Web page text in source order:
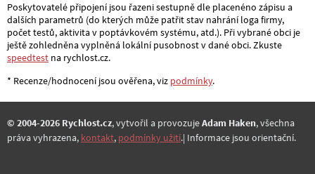
Poskytovatelé připojení jsou řazeni sestupně dle placenéno zápisu a
dalších parametrů (do kterých může patřit stav nahrání loga firmy,
počet testů, aktivita v poptávkovém systému, atd.). Při vybrané obci je
ještě zohledněna vyplněná lokální pusobnost v dané obci. Zkuste
speedtest na rychlost.cz.
* Recenze/hodnocení jsou ověřena, viz podmínky.
© 2004-2026 Rychlost.cz, vytvořil a provozujeAdam Haken, všechna
práva vyhrazena, kontakt, podmínky užití.| Informace jsou orientační.